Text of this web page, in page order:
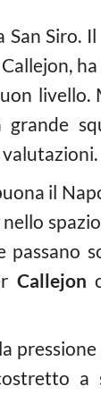
San
il
spazio
Callejon
a